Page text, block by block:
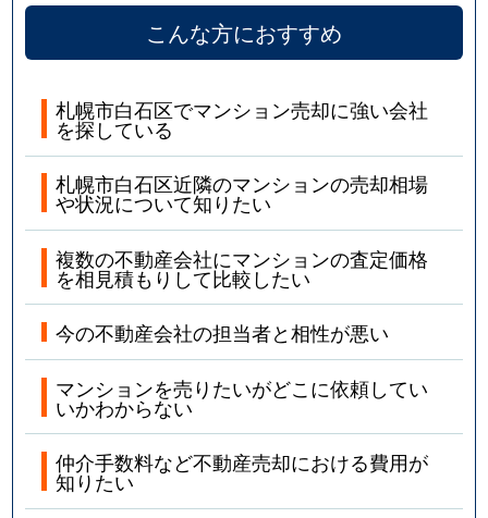
こんな方におすすめ
札幌市白石区でマンション売却に強い会社
を探している
札幌市白石区近隣のマンションの売却相場
や状況について知りたい
複数の不動産会社にマンションの査定価格
を相見積もりして比較したい
今の不動産会社の担当者と相性が悪い
マンションを売りたいがどこに依頼してい
いかわからない
仲介手数料など不動産売却における費用が
知りたい